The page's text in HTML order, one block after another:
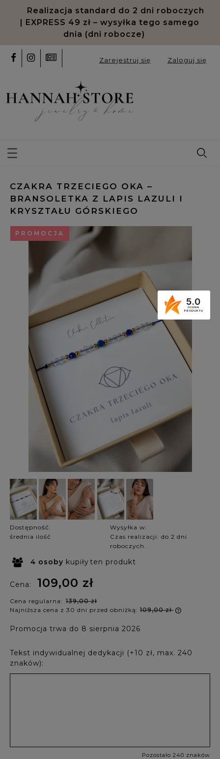
Realizacja standard do 2 dni roboczych
| EXPRESS 49 zł – wysyłka tego samego
dnia (dni robocze)
Zarejestruj się Zaloguj się
CZAKRA TRZECIEGO OKA –
BRANSOLETKA Z LAPIS LAZULI I
KRYSZTAŁU GÓRSKIEGO
PROMOCJA
Dostępność:
średnia ilość
Wysyłka w:
Czas realizacji: do 2 dni
roboczych.
4 osoby kupiłyten produkt
Cena: 109,00 zł
Cena regularna: 139,00 zł
Najniższa cena z 30 dni przed obniżką: 109,00 zł
Promocja trwa do 8 sierpnia 2026
Tekst indywidualnej dedykacji (+10 zł, max. 240
znaków):
Pozostało 240 znaków
5.0
OCENA
PRODUKTU